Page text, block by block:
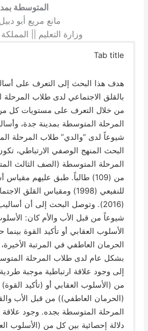
المتوسطة
مانع مريع أبو
وزارة التعليم ||
Tab title
هدف هذا البحث إلى التعرف على
بالقلق الاجتماعي لدى طلاب
من خلال التعرف على مستويات كل
المرحلة المتوسطة بمدينة جدة،
شيوعاً لدى “والدي” طلاب المرحلة
البحث المنهج الوصفي الارتباطي،
المرحلة المتوسطة (الصف الثالث
من (109) طالباً. طبق عليهم
للنفيعي (1998) ومقياس
(2016). وتوصل البحث إلى أن أساليب
شيوعاً من قبل الأب والأم كان:
الأسلوب العقابي أو تأكيد القوة
الحرمان العاطفي في المرتبة
بشكل عام لدى طلاب المرحلة
إلى وجود علاقة ارتباطية موجبة
من (الأسلوب العقابي أو (تأكيد
(الحرمان العاطفي)) من قبل الأب
المرحلة المتوسطة بجده. وجود
دلالة إحصائية بين كل من (الأسلوب